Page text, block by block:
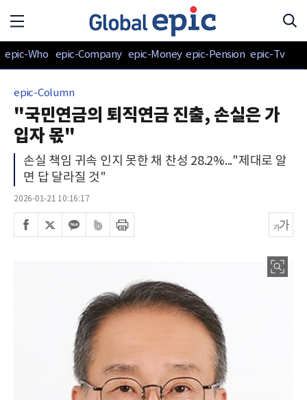
epic-Who epic-Company epic-Money epic-Pension epic-Tv
epic-Column
"국민연금의 퇴직연금 진출, 손실은 가
입자 몫"
손실 책임 귀속 인지 못한 채 찬성 28.2%..."제대로 알
면 답 달라질 것"
2026-01-21 10:16:17